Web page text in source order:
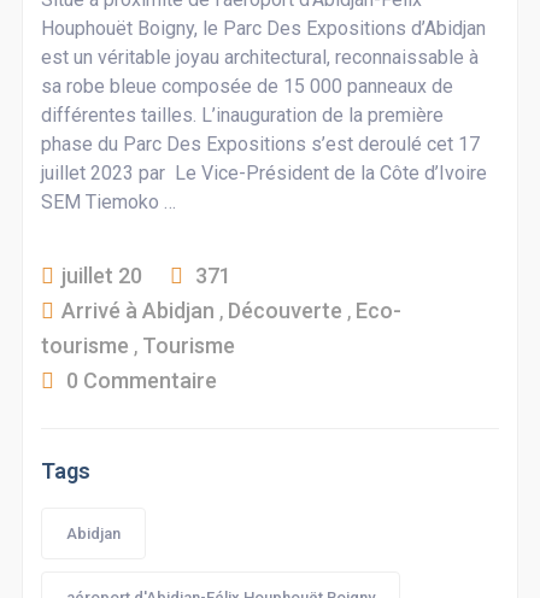
Houphouët Boigny, le Parc Des Expositions d’Abidjan
est un véritable joyau architectural, reconnaissable à
sa robe bleue composée de 15 000 panneaux de
différentes tailles. L’inauguration de la première
phase du Parc Des Expositions s’est deroulé cet 17
juillet 2023 par Le Vice-Président de la Côte d’Ivoire
SEM Tiemoko …
juillet 20
371
Arrivé à Abidjan , Découverte , Eco-
tourisme , Tourisme
0 Commentaire
Tags
Abidjan